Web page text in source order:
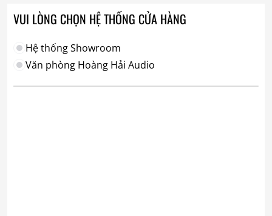
VUI LÒNG CHỌN HỆ THỐNG CỬA HÀNG
Hệ thống Showroom
Văn phòng Hoàng Hải Audio